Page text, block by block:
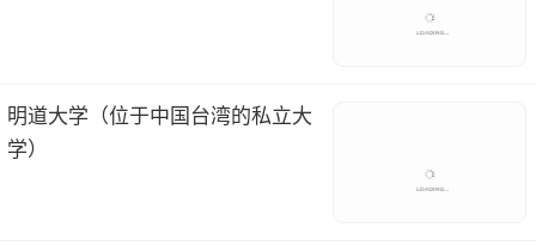
明道大学（位于中国台湾的私立大
学）